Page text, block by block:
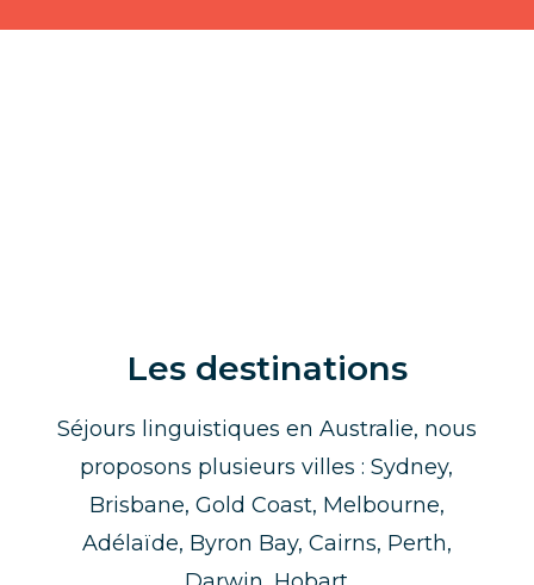
Les destinations
Séjours linguistiques en Australie, nous
proposons plusieurs villes : Sydney,
Brisbane, Gold Coast, Melbourne,
Adélaïde, Byron Bay, Cairns, Perth,